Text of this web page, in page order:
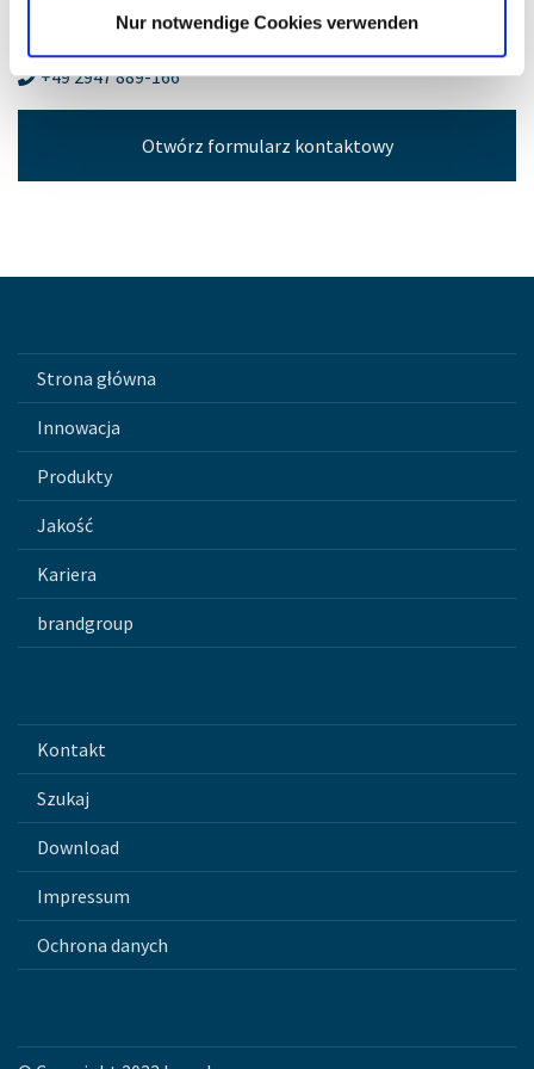
Nur notwendige Cookies verwenden
flinnemann@brand-group.com
+49 2947 889-166
Otwórz formularz kontaktowy
Strona główna
Innowacja
Produkty
Jakość
Kariera
brandgroup
Kontakt
Szukaj
Download
Impressum
Ochrona danych